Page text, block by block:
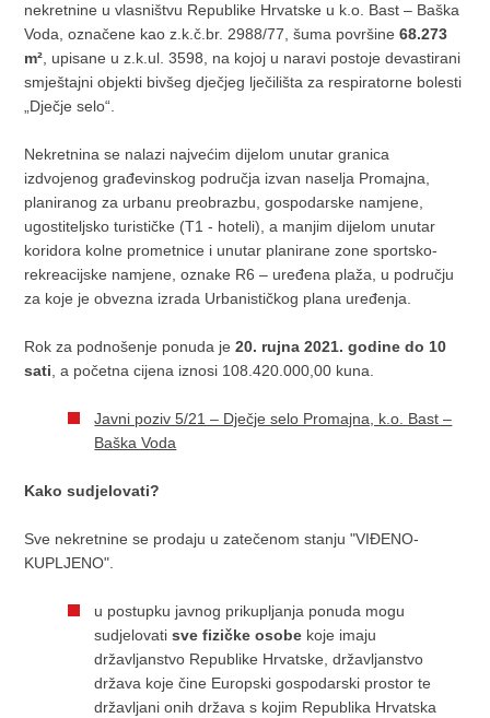
nekretnine u vlasništvu Republike Hrvatske u k.o. Bast – Baška
Voda, označene kao z.k.č.br. 2988/77, šuma površine68.273
m² , upisane u z.k.ul. 3598, na kojoj u naravi postoje devastirani
smještajni objekti bivšeg dječjeg lječilišta za respiratorne bolesti
„Dječje selo“.
Nekretnina se nalazi najvećim dijelom unutar granica
izdvojenog građevinskog područja izvan naselja Promajna,
planiranog za urbanu preobrazbu, gospodarske namjene,
ugostiteljsko turističke (T1 - hoteli), a manjim dijelom unutar
koridora kolne prometnice i unutar planirane zone sportsko-
rekreacijske namjene, oznake R6 – uređena plaža, u području
za koje je obvezna izrada Urbanističkog plana uređenja.
Rok za podnošenje ponuda je20. rujna 2021. godine do 10
sati , a početna cijena iznosi 108.420.000,00 kuna.
Javni poziv 5/21 – Dječje selo Promajna, k.o. Bast –
Baška Voda
Kako sudjelovati?
Sve nekretnine se prodaju u zatečenom stanju "VIĐENO-
KUPLJENO".
u postupku javnog prikupljanja ponuda mogu
sudjelovatisve fizičke osobe koje imaju
državljanstvo Republike Hrvatske, državljanstvo
država koje čine Europski gospodarski prostor te
državljani onih država s kojim Republika Hrvatska